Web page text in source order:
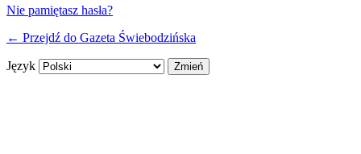
Nie pamiętasz hasła?
← Przejdź do Gazeta Świebodzińska
Język